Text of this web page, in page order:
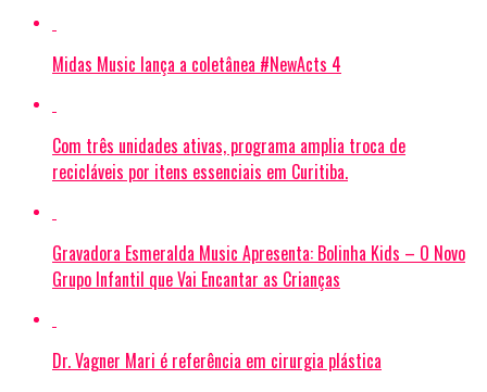
Midas Music lança a coletânea #NewActs 4
Com três unidades ativas, programa amplia troca de
recicláveis por itens essenciais em Curitiba.
Gravadora Esmeralda Music Apresenta: Bolinha Kids – O Novo
Grupo Infantil que Vai Encantar as Crianças
Dr. Vagner Mari é referência em cirurgia plástica